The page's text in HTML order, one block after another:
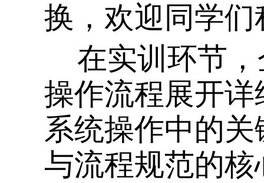
换，欢迎同学
在实训环节
操作流程展开
系统操作中的
与流程规范的